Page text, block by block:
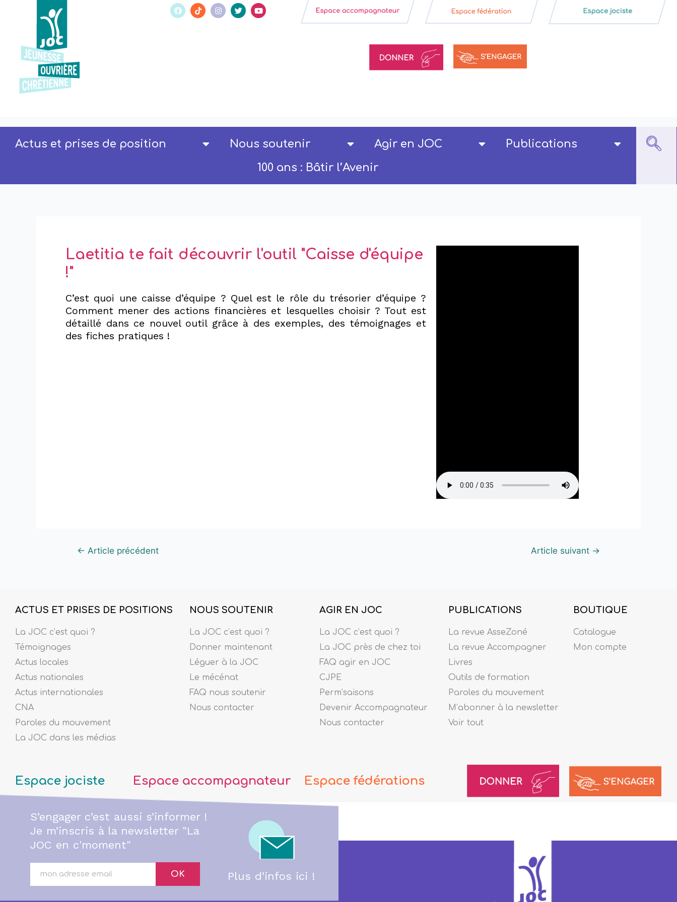
Actus et prises de position Nous soutenir Agir en JOC
Publications
100 ans : Bâtir l’Avenir
Laetitia te fait découvrir l'outil "Caisse d'équipe
!"
C’est quoi une caisse d’équipe ? Quel est le rôle du trésorier d’équipe ?
Comment mener des actions financières et lesquelles choisir ? Tout est
détaillé dans ce nouvel outil grâce à des exemples, des témoignages et
des fiches pratiques !
← Article précédent Article suivant →
ACTUS ET PRISES DE POSITIONS
La JOC c’est quoi ?
Témoignages
Actus locales
Actus nationales
Actus internationales
CNA
Paroles du mouvement
La JOC dans les médias
NOUS SOUTENIR
La JOC c’est quoi ?
Donner maintenant
Léguer à la JOC
Le mécénat
FAQ nous soutenir
Nous contacter
AGIR EN JOC
La JOC c’est quoi ?
La JOC près de chez toi
FAQ agir en JOC
CJPE
Perm’saisons
Devenir Accompagnateur
Nous contacter
PUBLICATIONS
La revue AsseZoné
La revue Accompagner
Livres
Outils de formation
Paroles du mouvement
M’abonner à la newsletter
Voir tout
BOUTIQUE
Catalogue
Mon compte
Espace jociste Espace accompagnateur Espace fédérations
S’engager c’est aussi s’informer !
Je m’inscris à la newsletter "La
JOC en c'moment"
OK Plus d’infos ici !